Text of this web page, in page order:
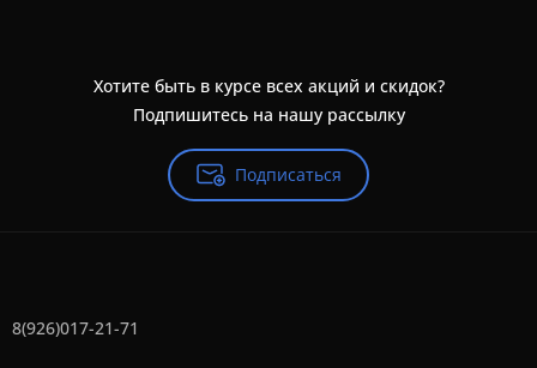
Хотите быть в курсе всех акций и скидок?
Подпишитесь на нашу рассылку
Подписаться
8(926)017-21-71